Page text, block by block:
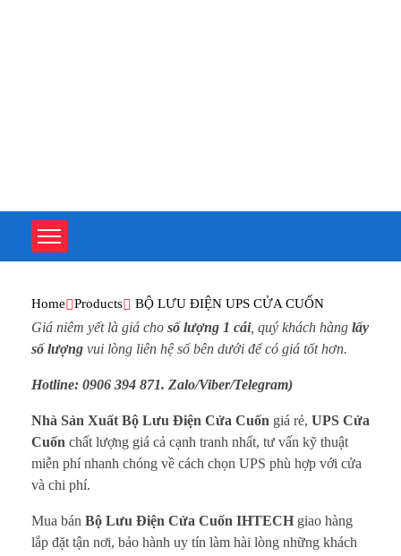
Home Products BỘ LƯU ĐIỆN UPS CỬA CUỐN
Giá niêm yết là giá cho số lượng 1 cái, quý khách hàng lấy
số lượng vui lòng liên hệ số bên dưới để có giá tốt hơn.
Hotline: 0906 394 871. Zalo/Viber/Telegram)
Nhà Sản Xuất Bộ Lưu Điện Cửa Cuốn giá rẻ, UPS Cửa
Cuốn chất lượng giá cả cạnh tranh nhất, tư vấn kỹ thuật
miễn phí nhanh chóng về cách chọn UPS phù hợp với cửa
và chi phí.
Mua bán Bộ Lưu Điện Cửa Cuốn IHTECH giao hàng
lắp đặt tận nơi, bảo hành uy tín làm hài lòng những khách